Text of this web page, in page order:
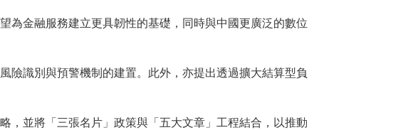
為金融服務建立更具韌性的基礎，同時與中國更廣泛的數位
險識別與預警機制的建置。此外，亦提出透過擴大結算型負
，並將「三張名片」政策與「五大文章」工程結合，以推動